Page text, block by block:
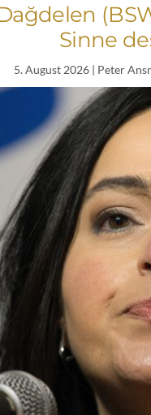
Sinne
5. August 2026| Peter